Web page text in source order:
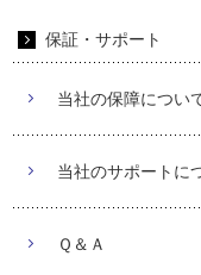
保証・サポート
当社の保障につい
当社のサポートに
Ｑ＆Ａ